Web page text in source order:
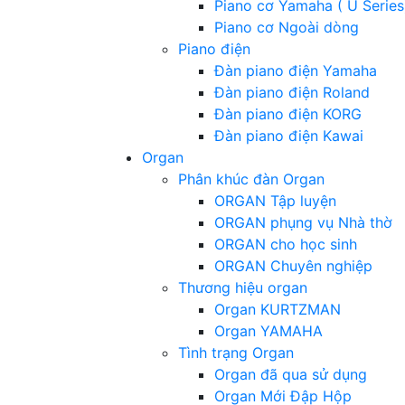
Piano cơ Yamaha ( U
Piano cơ Ngoài dòng
Piano điện
Đàn piano điện Yamaha
Đàn piano điện Roland
Đàn piano điện KORG
Đàn piano điện Kawai
Organ
Phân khúc đàn Organ
ORGAN Tập luyện
ORGAN phụng vụ Nhà thờ
ORGAN cho học sinh
ORGAN Chuyên nghiệp
Thương hiệu organ
Organ KURTZMAN
Organ YAMAHA
Tình trạng Organ
Organ đã qua sử dụng
Organ Mới Đập Hộp